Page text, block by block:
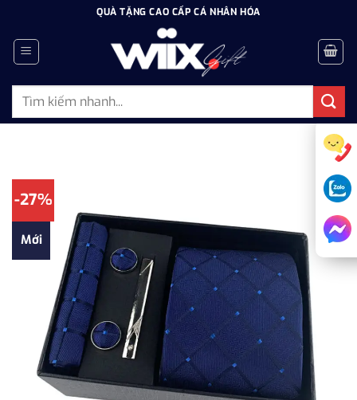
dung
QUÀ TẶNG CAO CẤP CÁ NHÂN HÓA
Tìm
-27%
Mới